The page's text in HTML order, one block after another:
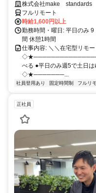
スキルアップ
株式会社make standards
フルリモート
時給1,600円以上
勤務時間・曜日: 平日のみ
間 休憩1時間
仕事内容: ＼＼在宅型リモ
べる ●平日のみ週5で土日
◇★───────...
社員登用あり 固定時間制 フルリ
正社員